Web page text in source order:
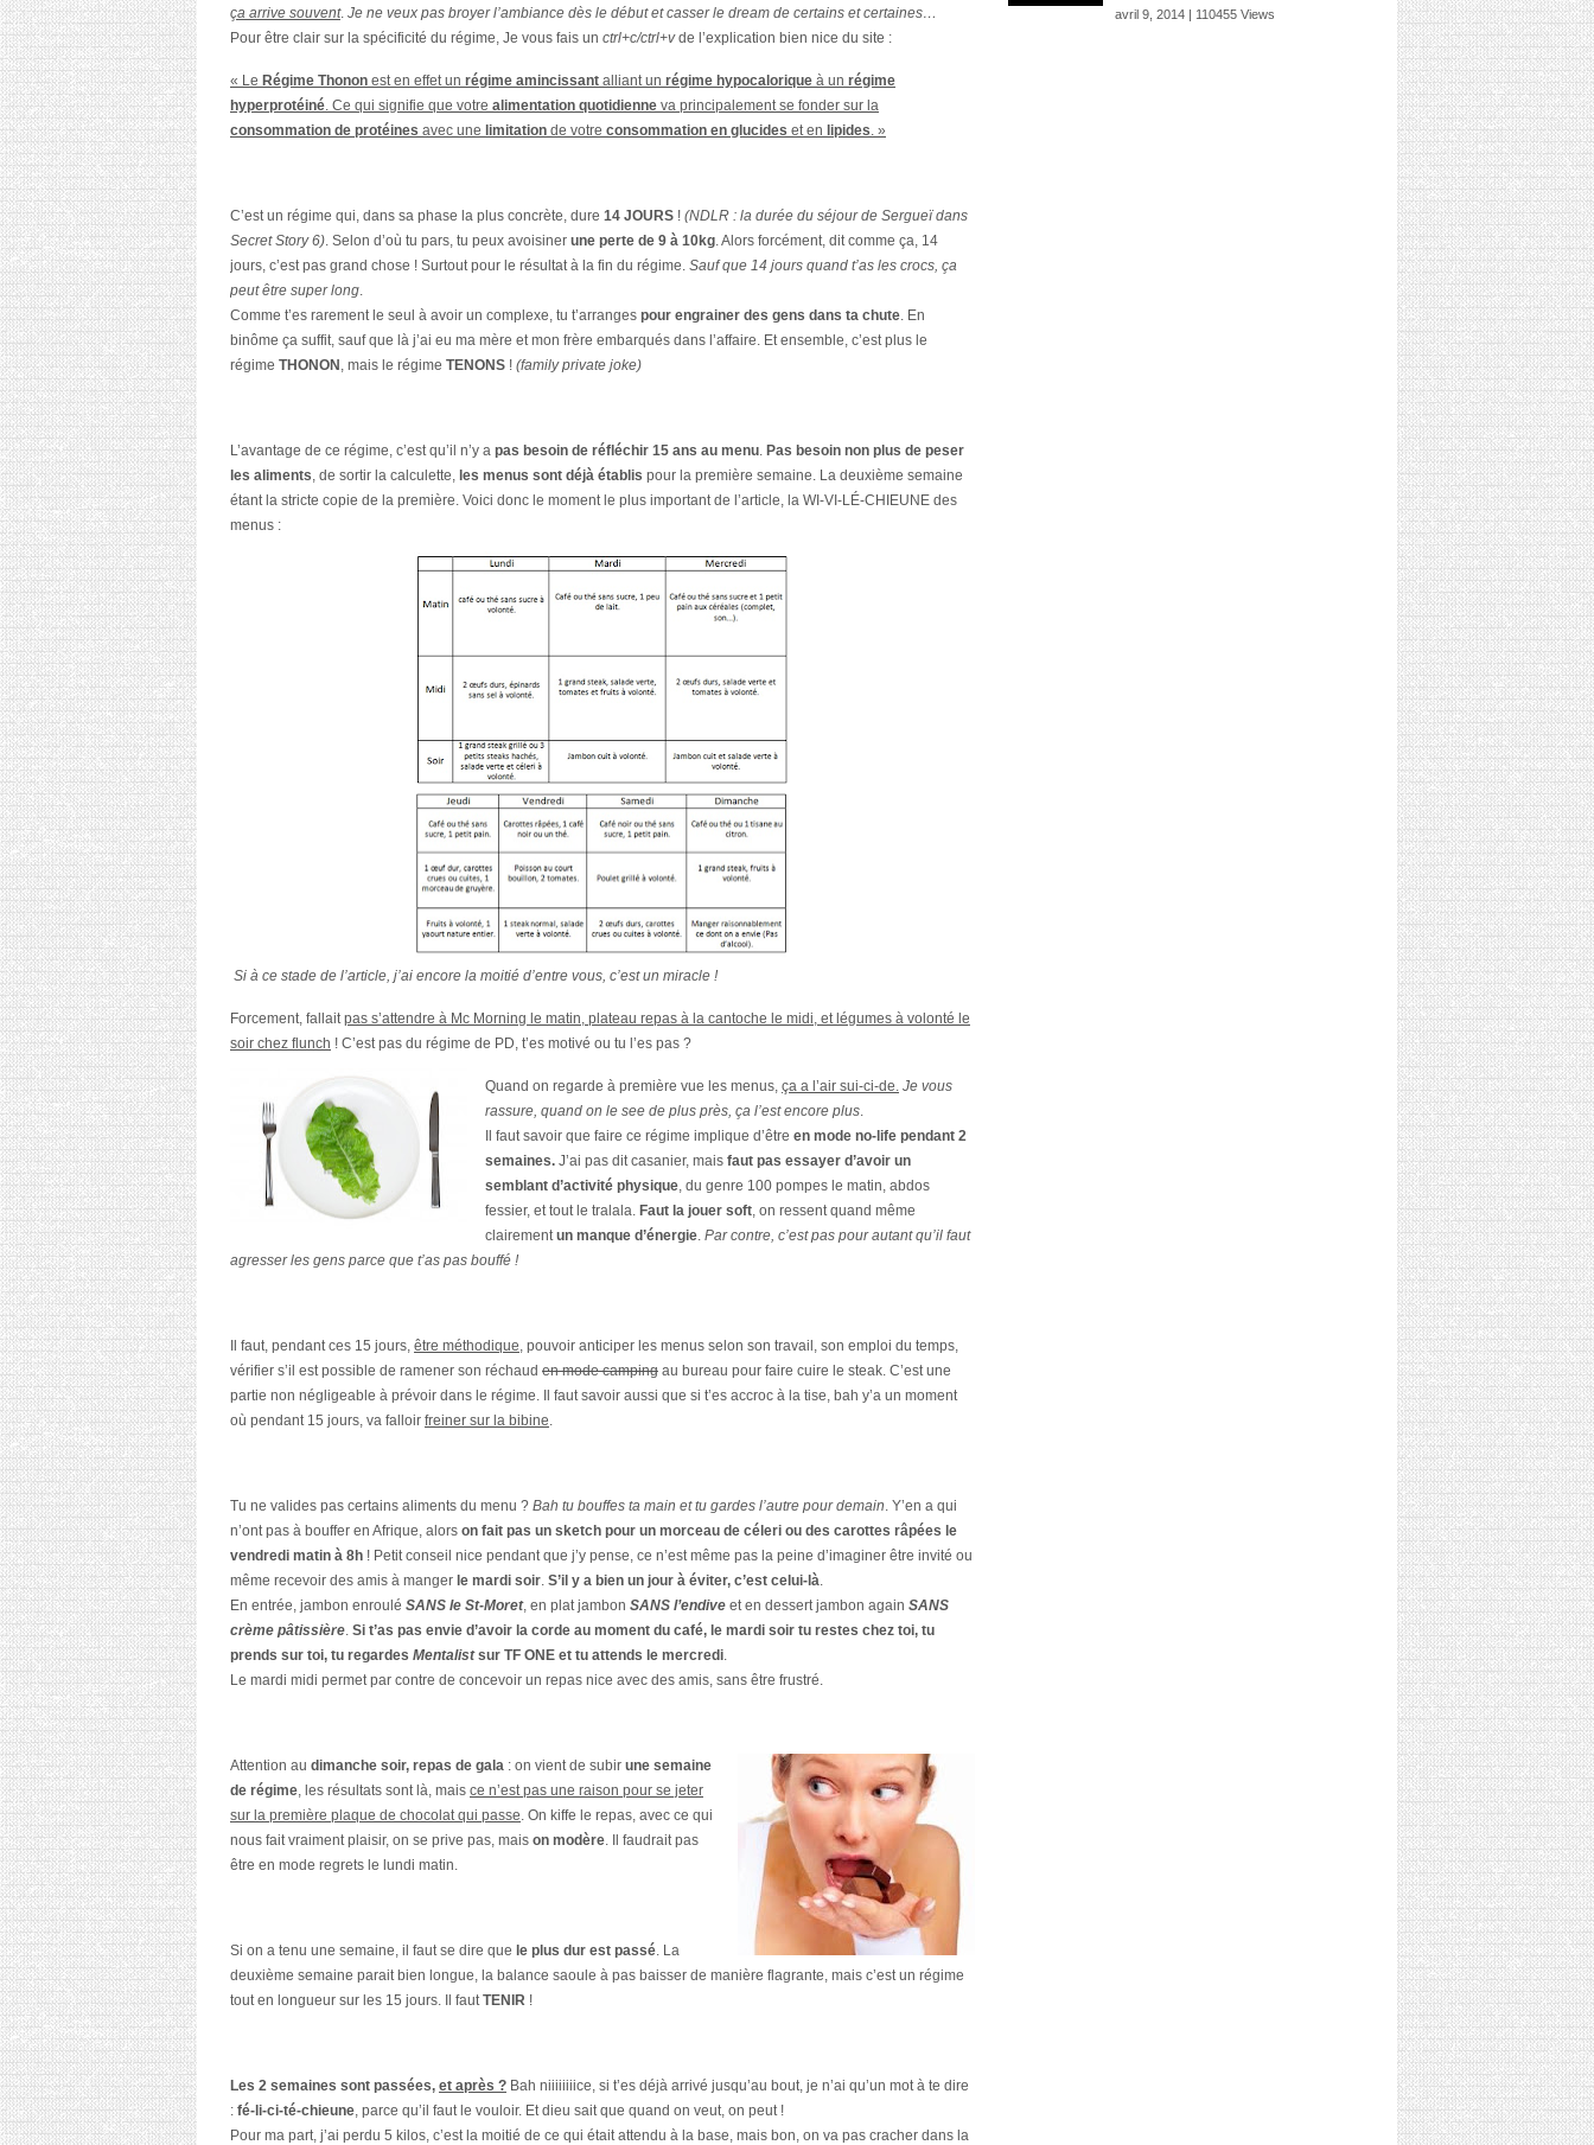
ça arrive souvent. Je ne veux pas broyer l’ambiance dès le début et casser le dream de certains et certaines…
Pour être clair sur la spécificité du régime, Je vous fais un ctrl+c/ctrl+vde l’explication bien nice du site :
« Le Régime Thonon est en effet un régime amincissant alliant un régime hypocalorique à un régime
hyperprotéiné. Ce qui signifie que votre alimentation quotidienne va principalement se fonder sur la
consommation de protéines avec une limitation de votre consommation en glucides et en lipides. »
C’est un régime qui, dans sa phase la plus concrète, dure 14 JOURS ! (NDLR : la durée du séjour de Sergueï dans
Secret Story 6). Selon d’où tu pars, tu peux avoisiner une perte de 9 à 10kg. Alors forcément, dit comme ça, 14
jours, c’est pas grand chose ! Surtout pour le résultat à la fin du régime. Sauf que 14 jours quand t’as les crocs, ça
peut être super long.
Comme t’es rarement le seul à avoir un complexe, tu t’arranges pour engrainer des gens dans ta chute. En
binôme ça suffit, sauf que là j’ai eu ma mère et mon frère embarqués dans l’affaire. Et ensemble, c’est plus le
régime THONON , mais le régime TENONS ! (family private joke)
L’avantage de ce régime, c’est qu’il n’y a pas besoin de réfléchir 15 ans au menu. Pas besoin non plus de peser
les aliments, de sortir la calculette, les menus sont déjà établis pour la première semaine. La deuxième semaine
étant la stricte copie de la première. Voici donc le moment le plus important de l’article, la WI-VI-LÉ-CHIEUNE des
menus :
Si à ce stade de l’article, j’ai encore la moitié d’entre vous, c’est un miracle !
Forcement, fallaitpas s’attendre à Mc Morning le matin, plateau repas à la cantoche le midi, et légumes à volonté le
soir chez flunch ! C’est pas du régime de PD, t’es motivé ou tu l’es pas ?
Quand on regarde à première vue les menus, ça a l’air sui-ci-de. Je vous
rassure, quand on le see de plus près, ça l’est encore plus.
Il faut savoir que faire ce régime implique d’être en mode no-life pendant 2
semaines. J’ai pas dit casanier, mais faut pas essayer d’avoir un
semblant d’activité physique, du genre 100 pompes le matin, abdos
fessier, et tout le tralala. Faut la jouer soft, on ressent quand même
clairementun manque d’énergie. Par contre, c’est pas pour autant qu’il faut
agresser les gens parce que t’as pas bouffé !
Il faut, pendant ces 15 jours, être méthodique, pouvoir anticiper les menus selon son travail, son emploi du temps,
vérifier s’il est possible de ramener son réchaud en mode camping au bureau pour faire cuire le steak. C’est une
partie non négligeable à prévoir dans le régime. Il faut savoir aussi que si t’es accroc à la tise, bah y’a un moment
où pendant 15 jours, va falloir freiner sur la bibine.
Tu ne valides pas certains aliments du menu ? Bah tu bouffes ta main et tu gardes l’autre pour demain. Y’en a qui
n’ont pas à bouffer en Afrique, alors on fait pas un sketch pour un morceau de céleri ou des carottes râpées le
vendredi matin à 8h ! Petit conseil nice pendant que j’y pense, ce n’est même pas la peine d’imaginer être invité ou
même recevoir des amis à manger le mardi soir. S’il y a bien un jour à éviter, c’est celui-là.
En entrée, jambon enroulé SANS le St-Moret, en plat jambon SANS l’endive et en dessert jambon again SANS
crème pâtissière. Si t’as pas envie d’avoir la corde au moment du café, le mardi soir tu restes chez toi, tu
prends sur toi, tu regardes Mentalistsur TF ONE et tu attends le mercredi.
Le mardi midi permet par contre de concevoir un repas nice avec des amis, sans être frustré.
Attention au dimanche soir, repas de gala : on vient de subir une semaine
de régime, les résultats sont là, mais ce n’est pas une raison pour se jeter
sur la première plaque de chocolat qui passe. On kiffe le repas, avec ce qui
nous fait vraiment plaisir, on se prive pas, mais on modère. Il faudrait pas
être en mode regrets le lundi matin.
Si on a tenu une semaine, il faut se dire que le plus dur est passé. La
deuxième semaine parait bien longue, la balance saoule à pas baisser de manière flagrante, mais c’est un régime
tout en longueur sur les 15 jours. Il fautTENIR !
Les 2 semaines sont passées, et après ? Bah niiiiiiiice, si t’es déjà arrivé jusqu’au bout, je n’ai qu’un mot à te dire
: fé-li-ci-té-chieune, parce qu’il faut le vouloir. Et dieu sait que quand on veut, on peut !
Pour ma part, j’ai perdu 5 kilos, c’est la moitié de ce qui était attendu à la base, mais bon, on va pas cracher dans la
avril 9, 2014 | 110455 Views